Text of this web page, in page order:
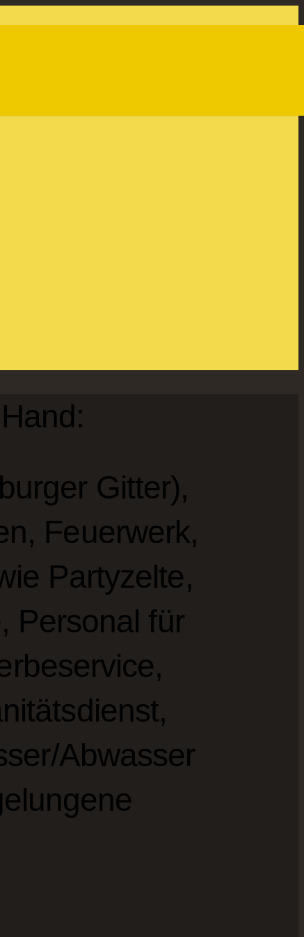
Gitter),
Feuerwerk,
Partyzelte,
Personal für
Abwasser